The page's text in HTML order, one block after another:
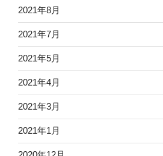
2021年8月
2021年7月
2021年5月
2021年4月
2021年3月
2021年1月